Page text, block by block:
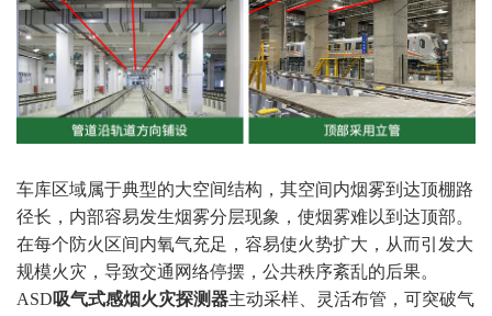
车库区域属于典型的大空间结构，其空间内烟雾到达顶棚路
径长，内部容易发生烟雾分层现象，使烟雾难以到达顶部。
在每个防火区间内氧气充足，容易使火势扩大，从而引发大
规模火灾，导致交通网络停摆，公共秩序紊乱的后果。
ASD吸气式感烟火灾探测器主动采样、灵活布管，可突破气